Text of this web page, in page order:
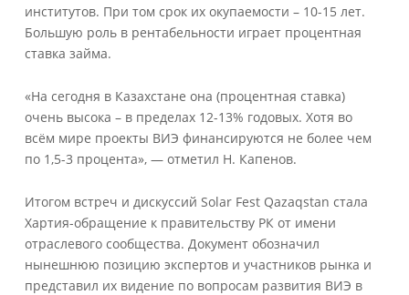
институтов. При том срок их окупаемости – 10-15 лет.
Большую роль в рентабельности играет процентная
ставка займа.
«На сегодня в Казахстане она (процентная ставка)
очень высока – в пределах 12-13% годовых. Хотя во
всём мире проекты ВИЭ финансируются не более чем
по 1,5-3 процента», — отметил Н. Капенов.
Итогом встреч и дискуссий Solar Fest Qazaqstan стала
Хартия-обращение к правительству РК от имени
отраслевого сообщества. Документ обозначил
нынешнюю позицию экспертов и участников рынка и
представил их видение по вопросам развития ВИЭ в